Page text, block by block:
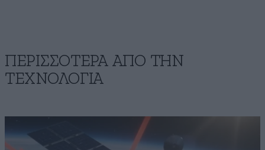
ΠΕΡΙΣΣΟΤΕΡΑ ΑΠΟ ΤΗΝ
ΤΕΧΝΟΛΟΓΙΑ